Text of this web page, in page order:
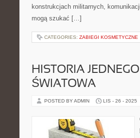
konstrukcjach militarnych,
mogą szukać […]
CATEGORIES: ZABIEGI KOSMETYCZNE
HISTORIA
ŚWIATOWA
POSTED BY ADMIN LIS - 26 - 2025